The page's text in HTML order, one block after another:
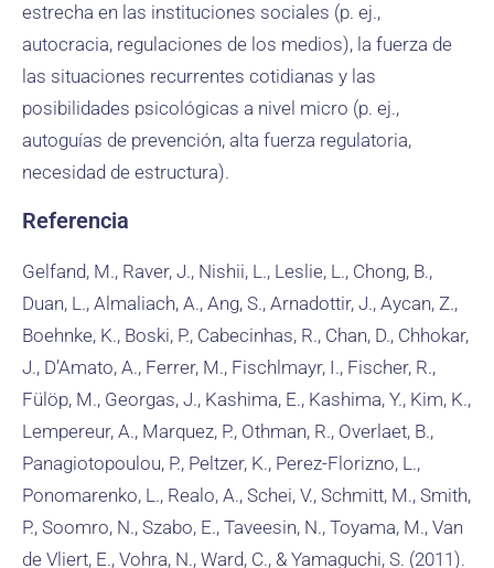
estrecha en las instituciones sociales (p. ej.,
autocracia, regulaciones de los medios), la fuerza de
las situaciones recurrentes cotidianas y las
posibilidades psicológicas a nivel micro (p. ej.,
autoguías de prevención, alta fuerza regulatoria,
necesidad de estructura).
Referencia
Gelfand, M., Raver, J., Nishii, L., Leslie, L., Chong, B.,
Duan, L., Almaliach, A., Ang, S., Arnadottir, J., Aycan, Z.,
Boehnke, K., Boski, P., Cabecinhas, R., Chan, D., Chhokar,
J., D’Amato, A., Ferrer, M., Fischlmayr, I., Fischer, R.,
Fülöp, M., Georgas, J., Kashima, E., Kashima, Y., Kim, K.,
Lempereur, A., Marquez, P., Othman, R., Overlaet, B.,
Panagiotopoulou, P., Peltzer, K., Perez-Florizno, L.,
Ponomarenko, L., Realo, A., Schei, V., Schmitt, M., Smith,
P., Soomro, N., Szabo, E., Taveesin, N., Toyama, M., Van
de Vliert, E., Vohra, N., Ward, C., & Yamaguchi, S. (2011).